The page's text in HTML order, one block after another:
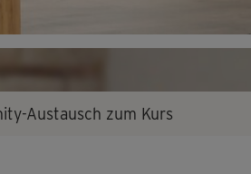
Austausch zum Kurs